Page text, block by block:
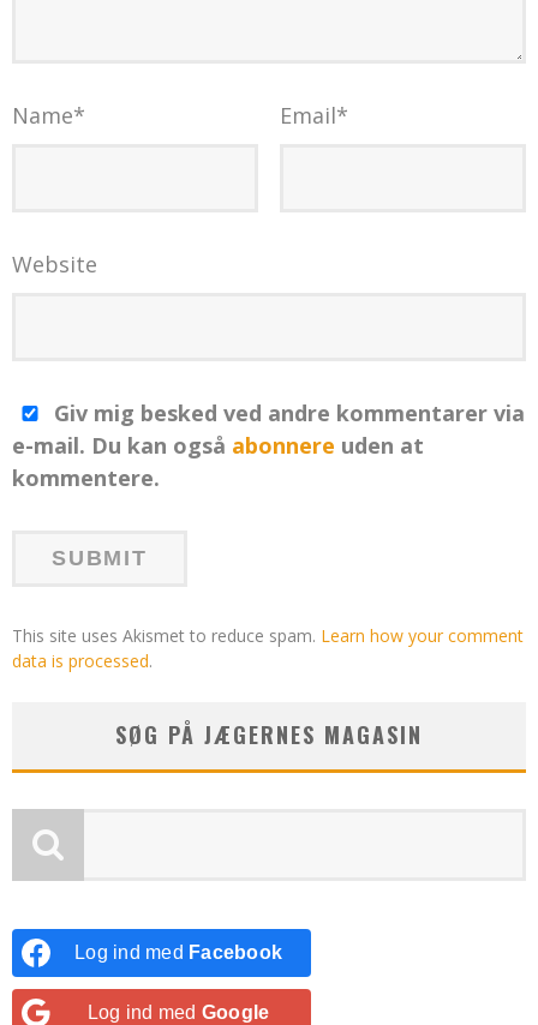
Name* Email*
Website
Giv mig besked ved andre kommentarer via
e-mail. Du kan også abonnere uden at
kommentere.
This site uses Akismet to reduce spam. Learn how your comment
data is processed.
SØG PÅ JÆGERNES MAGASIN
Log ind med Facebook
Log ind med Google